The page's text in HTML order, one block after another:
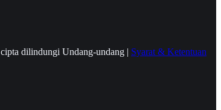
dilindungi Undang-undang | Syarat & Ketentuan